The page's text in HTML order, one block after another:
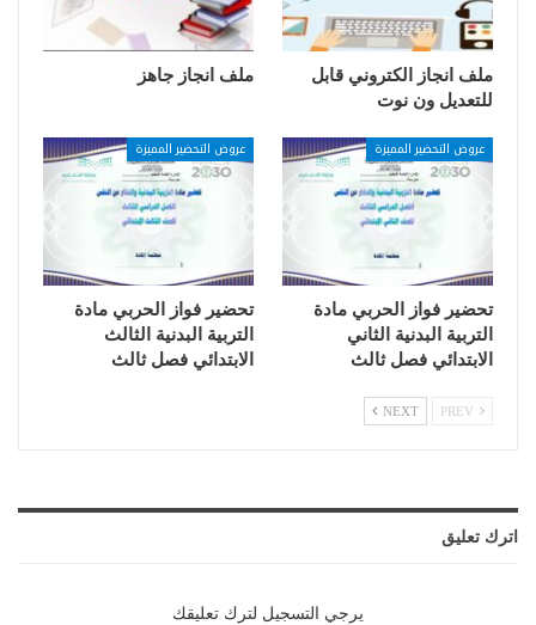
ملف انجاز الكتروني قابل
للتعديل ون نوت
ملف انجاز جاهز
عروض التحضير المميزة
تحضير فواز الحربي مادة
التربية البدنية الثاني
الابتدائي فصل ثالث
عروض التحضير المميزة
تحضير فواز الحربي مادة
التربية البدنية الثالث
الابتدائي فصل ثالث
NEXT
اترك تعليق
يرجي التسجيل لترك تعليقك